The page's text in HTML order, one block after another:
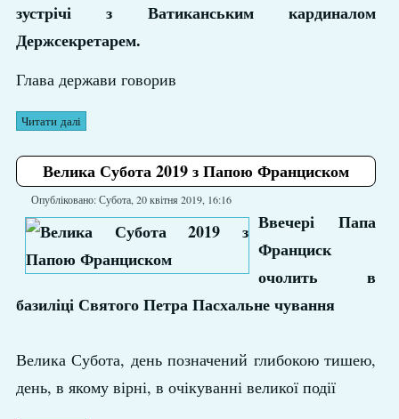
зустрічі з Ватиканським кардиналом
Держсекретарем.
Глава держави говорив
Читати далі
Велика Субота 2019 з Папою Франциском
Опубліковано: Субота, 20 квітня 2019, 16:16
Ввечері Папа
Франциск
очолить в
базиліці Святого Петра Пасхальне чування
Велика Субота, день позначений глибокою тишею,
день, в якому вірні, в очікуванні великої події